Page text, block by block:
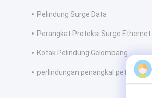
Pelindung Surge Data
Perangkat Proteksi Surge Ethernet
Kotak Pelindung Gelombang
perlindungan penangkal petir